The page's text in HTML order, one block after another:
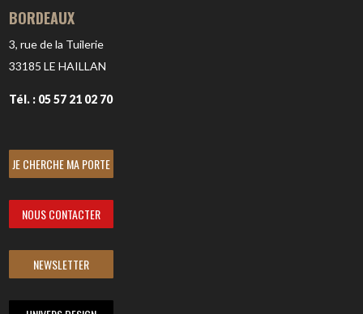
BORDEAUX
3, rue de la Tuilerie
33185LE HAILLAN
Tél. : 05 57 21 02 70
JE CHERCHE MA PORTE
NOUS CONTACTER
NEWSLETTER